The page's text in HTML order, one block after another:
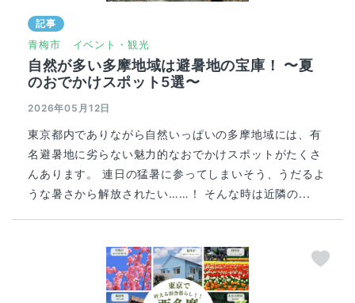
記事
青梅市 イベント・観光
自然が多い多摩地域は避暑地の宝庫！ 〜夏
のおでかけスポット5選〜
2026年05月12日
東京都内でありながら自然いっぱいの多摩地域には、有
名避暑地に劣らない魅力的なおでかけスポットがたくさ
んあります。 連日の猛暑に参ってしまいそう、うだるよ
うな暑さから解放されたい……！ そんな時は近隣の...